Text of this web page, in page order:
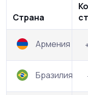
Страна
Армения
Бразилия